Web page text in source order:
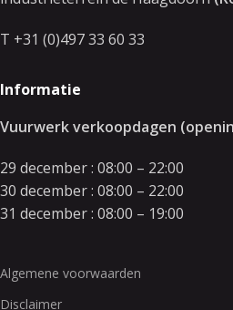
T +31 (0)497 33 60 33
Informatie
Vuurwerk verkoopdagen
29 december : 08:00 – 22:00
30 december : 08:00 – 22:00
31 december : 08:00 – 19:00
Algemene voorwaarden
Disclaimer